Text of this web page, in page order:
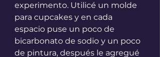
experimento. Utilicé un molde
para cupcakes y en cada
espacio puse un poco de
bicarbonato de sodio y un poco
de pintura, después le agregué